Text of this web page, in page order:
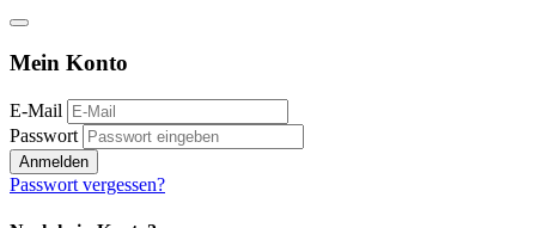
Mein Konto
E-Mail
Passwort
Anmelden
Passwort vergessen?